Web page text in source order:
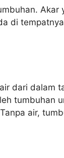
Akar
di
dari dalam
tumbuhan
air,